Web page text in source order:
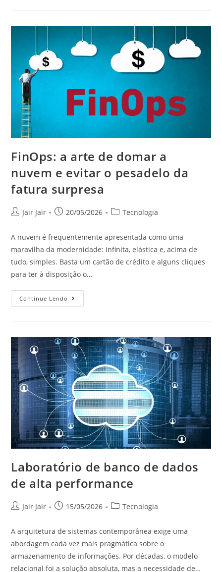
FinOps: a arte de domar a
nuvem e evitar o pesadelo da
fatura surpresa
Jair Jair 20/05/2026 Tecnologia
A nuvem é frequentemente apresentada como uma
maravilha da modernidade: infinita, elástica e, acima de
tudo, simples. Basta um cartão de crédito e alguns cliques
para ter à disposição o…
Continue Lendo
Laboratório de banco de dados
de alta performance
Jair Jair 15/05/2026 Tecnologia
A arquitetura de sistemas contemporânea exige uma
abordagem cada vez mais pragmática sobre o
armazenamento de informações. Por décadas, o modelo
relacional foi a solução absoluta, mas a necessidade de…